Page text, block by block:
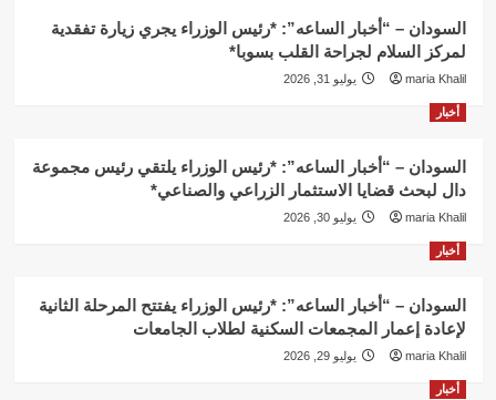
السودان – “أخبار الساعه”: *رئيس الوزراء يجري زيارة تفقدية
لمركز السلام لجراحة القلب بسوبا*
maria Khalil يوليو 31, 2026
أخبار
السودان – “أخبار الساعه”: *رئيس الوزراء يلتقي رئيس مجموعة
دال لبحث قضايا الاستثمار الزراعي والصناعي*
maria Khalil يوليو 30, 2026
أخبار
السودان – “أخبار الساعه”: *رئيس الوزراء يفتتح المرحلة الثانية
لإعادة إعمار المجمعات السكنية لطلاب الجامعات
maria Khalil يوليو 29, 2026
أخبار